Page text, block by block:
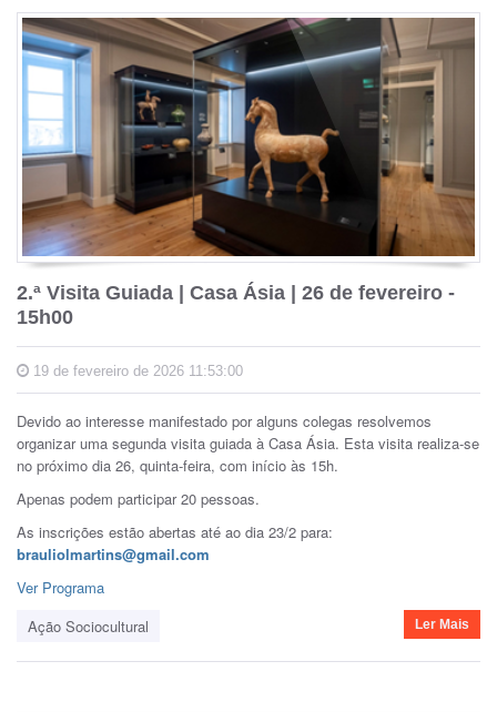
2.ª Visita Guiada | Casa Ásia | 26 de fevereiro -
15h00
19 de fevereiro de 2026 11:53:00
Devido ao interesse manifestado por alguns colegas resolvemos
organizar uma segunda visita guiada à Casa Ásia. Esta visita realiza-se
no próximo dia 26, quinta-feira, com início às 15h.
Apenas podem participar 20 pessoas.
As inscrições estão abertas até ao dia 23/2 para:
brauliolmartins@gmail.com
Ver Programa
Ação Sociocultural
Ler Mais